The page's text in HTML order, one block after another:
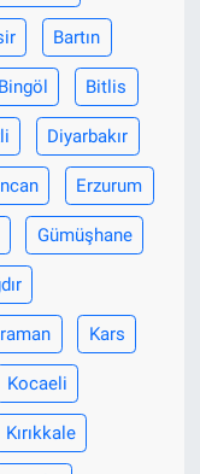
Bartın
Bingöl Bitlis
Diyarbakır
Erzurum
Gümüşhane
Kars
Kocaeli
Kırıkkale